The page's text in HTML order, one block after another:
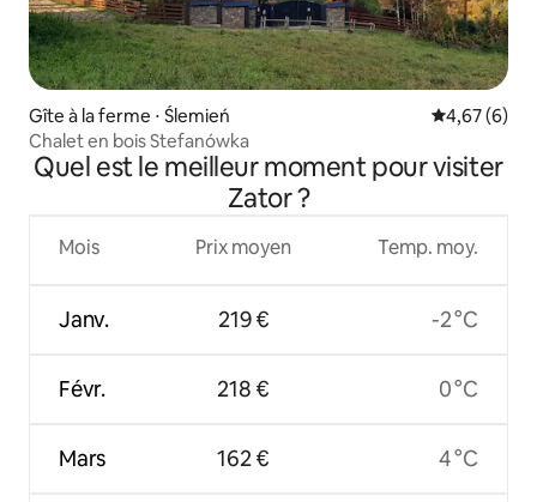
Gîte à la ferme ⋅ Ślemień Évaluation
4,67 (6)
Chalet en bois Stefanówka
Quel est le meilleur moment pour visiter
Zator ?
Mois
Janv.
Févr.
Mars
Prix moyen
219 €
218 €
162 €
Temp. moy.
-2 °C
0 °C
4 °C